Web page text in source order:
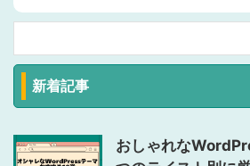
新着記事
おしゃれな